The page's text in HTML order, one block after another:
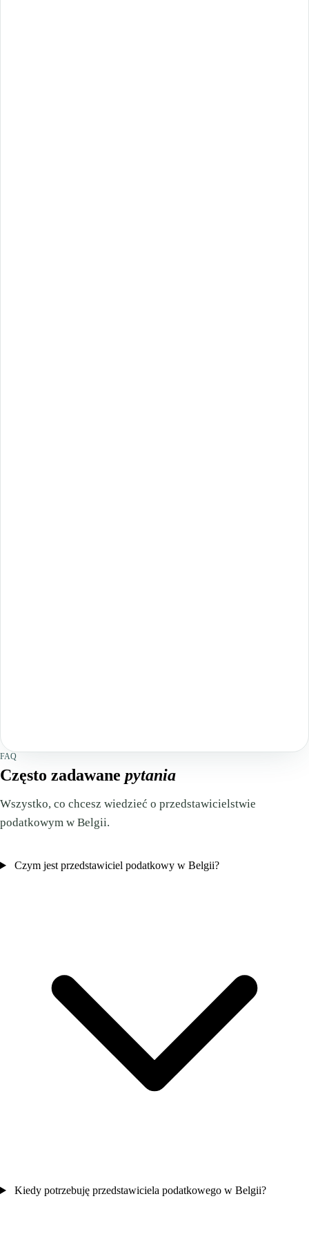
FAQ
Często zadawane pytania
Wszystko, co chcesz wiedzieć o przedstawicielstwie
podatkowym w Belgii.
Czym jest przedstawiciel podatkowy w Belgii?
Kiedy potrzebuję przedstawiciela podatkowego w Belgii?